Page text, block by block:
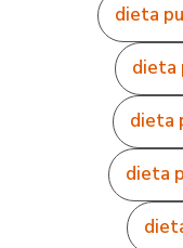
dieta
dieta
dieta
dieta